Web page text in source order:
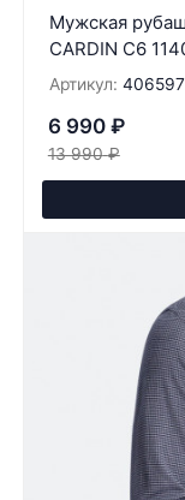
Мужская
CARDIN C6
Артикул:
6 990 ₽
13 990 ₽